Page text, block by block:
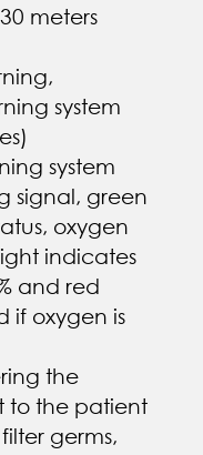
meters
system
system
signal, green
oxygen
indicates
and red
if oxygen is
the
to the patient
germs,